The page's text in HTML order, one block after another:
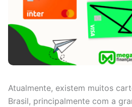
Atualmente, existem muitos
Brasil, principalmente com a